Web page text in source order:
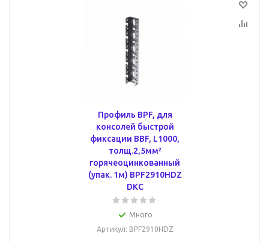
Профиль BPF, для
консолей быстрой
фиксации BBF, L1000,
толщ.2,5мм²
горячеоцинкованный
(упак. 1м) BPF2910HDZ
DKC
Много
Артикул: BPF2910HDZ